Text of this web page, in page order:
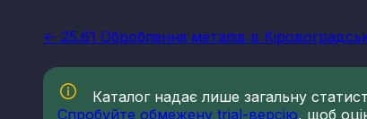
<- 25.61 Оброблення металів в
Каталог надає лише загальну
Спробуйте обмежену trial-версію, щоб